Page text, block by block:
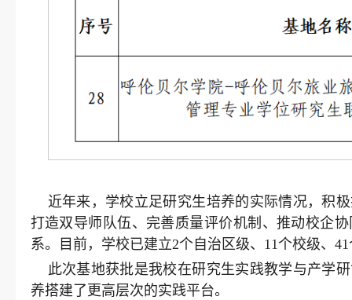
近年来，学校立足研究生培养的实际情况，积
打造双导师队伍、完善质量评价机制、推动校企
系。目前，学校已建立2个自治区级、11个校级、
此次基地获批是我校在研究生实践教学与产学
养搭建了更高层次的实践平台。